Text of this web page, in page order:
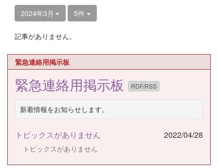
2024年3月 5件
記事がありません。
緊急連絡用掲示板
緊急連絡用掲示板 RDF/RSS
新着情報をお知らせします。
トピックスがありません 2022/04/28
トピックスがありません